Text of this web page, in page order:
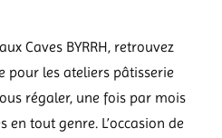
Caves BYRRH, retrouvez
pour les ateliers pâtisserie
régaler, une fois par mois
en tout genre. L’occasion de